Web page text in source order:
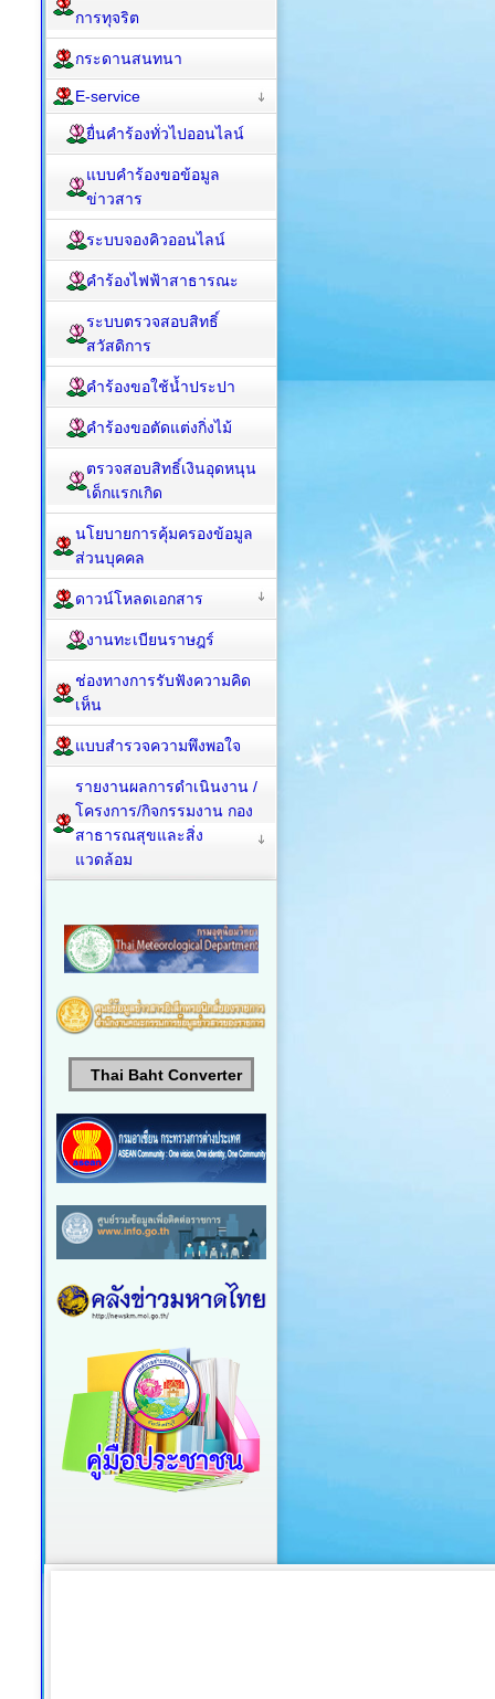
การทุจริต
กระดานสนทนา
E-service
ยื่นคำร้องทั่วไปออนไลน์
แบบคำร้องขอข้อมูล
ข่าวสาร
ระบบจองคิวออนไลน์
คำร้องไฟฟ้าสาธารณะ
ระบบตรวจสอบสิทธิ์
สวัสดิการ
คำร้องขอใช้น้ำประปา
คำร้องขอตัดแต่งกิ่งไม้
ตรวจสอบสิทธิ์เงินอุดหนุน
เด็กแรกเกิด
นโยบายการคุ้มครองข้อมูล
ส่วนบุคคล
ดาวน์โหลดเอกสาร
งานทะเบียนราษฎร์
ช่องทางการรับฟังความคิด
เห็น
แบบสำรวจความพึงพอใจ
รายงานผลการดำเนินงาน /
โครงการ/กิจกรรมงาน กอง
สาธารณสุขและสิ่ง
แวดล้อม
Thai Baht Converter